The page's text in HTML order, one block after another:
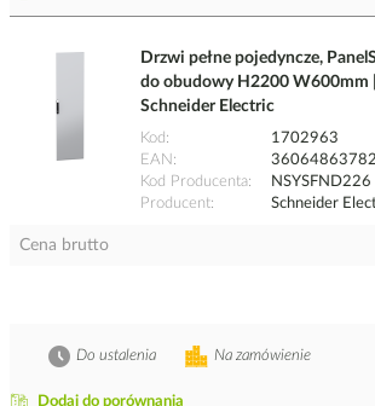
Drzwi pełne pojedyncze,
do obudowy H2200 W600mm
Schneider Electric
Kod
1702963
EAN
Kod Producenta
NSYSFND226
Producent
Schneider
Cena brutto
Dodaj do porównania
Na zamówienie
Do ustalenia